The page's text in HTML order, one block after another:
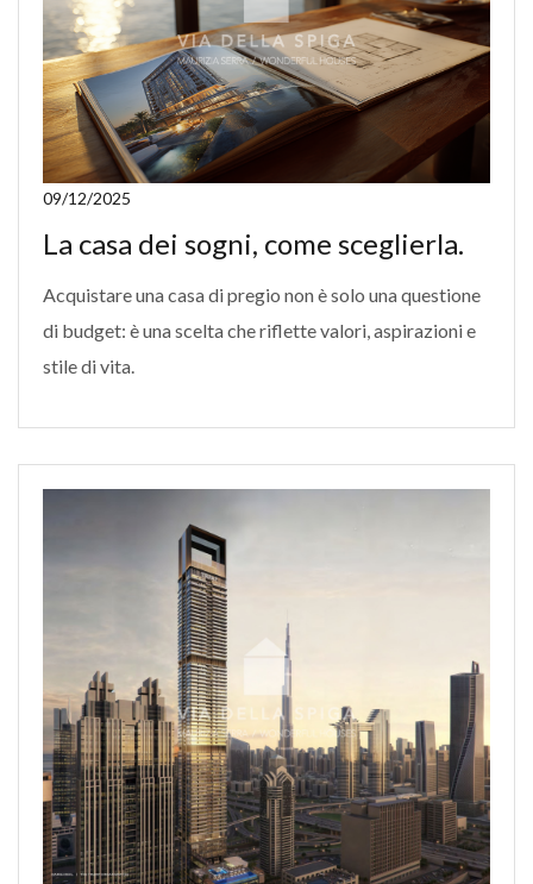
09/12/2025
La casa dei sogni, come sceglierla.
Acquistare una casa di pregio non è solo una questione
di budget: è una scelta che riflette valori, aspirazioni e
stile di vita.